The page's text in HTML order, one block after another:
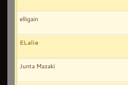
elligain
ELalie
Junta Mazaki